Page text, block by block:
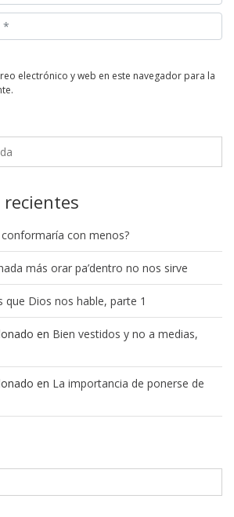
con menos?
más orar pa’dentro no nos sirve
que Dios nos hable, parte 1
en Bien vestidos y no a medias,
en La importancia de ponerse de